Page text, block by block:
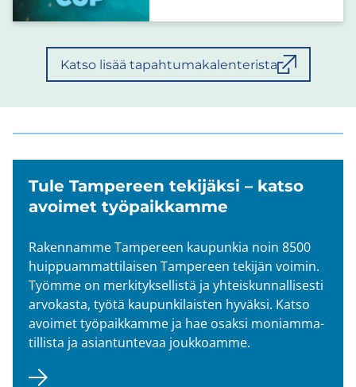
Katso lisää tapahtumakalenterista
Tule Tam­pe­reen te­ki­jäk­si – katso
avoi­met työ­paik­kam­me
Ra­ken­nam­me Tam­pe­reen kau­pun­kia noin 8500
huip­puam­mat­ti­lai­sen Tam­pe­reen te­ki­jän voi­min.
Työm­me on mer­ki­tyk­sel­lis­tä ja yh­teis­kun­nal­li­ses­ti
ar­vo­kas­ta, työtä kau­pun­ki­lais­ten hy­väk­si. Katso
avoi­met työ­paik­kam­me ja hae osak­si mo­niam­ma­
til­lis­ta ja asian­tun­te­vaa jouk­koam­me.